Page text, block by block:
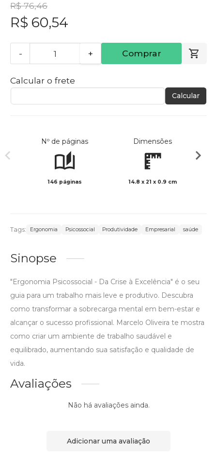
R$ 76,46
R$ 60,54
- + Comprar
Calcular o frete
Calcular
Nº de páginas
146 páginas
Dimensões
14.8 x 21 x 0.9 cm
Tags: Ergonomia Psicossocial Produtividade Empresarial saúde
Sinopse
"Ergonomia Psicossocial - Da Crise à Excelência" é o seu
guia para um trabalho mais leve e produtivo. Descubra
como transformar a sobrecarga mental em bem-estar e
alcançar o sucesso profissional. Marcelo Oliveira te mostra
como criar um ambiente de trabalho saudável e
equilibrado, aumentando sua satisfação e qualidade de
vida.
Avaliações
Não há avaliações ainda.
Adicionar uma avaliação